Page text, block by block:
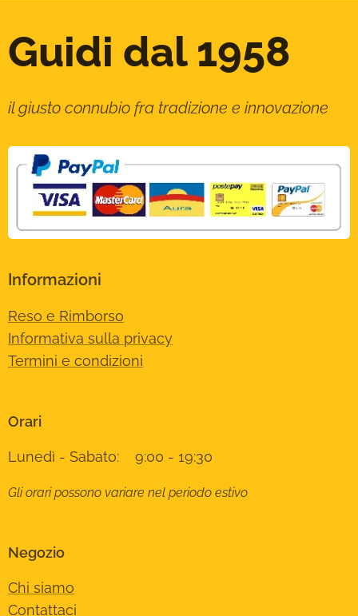
Guidi dal 1958
il giusto connubio fra tradizione e innovazione
Informazioni
Reso e Rimborso
Informativa sulla privacy
Termini e condizioni
Orari
Lunedì - Sabato: 9:00 - 19:30
Gli orari possono variare nel periodo estivo
Negozio
Chi siamo
Contattaci